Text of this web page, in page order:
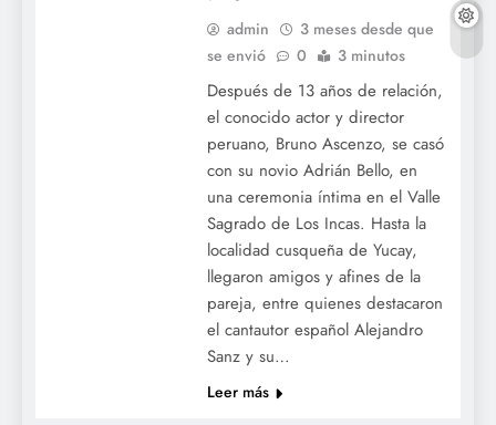
admin
3 meses desde que
se envió
0 3 minutos
Después de 13 años de relación,
el conocido actor y director
peruano, Bruno Ascenzo, se casó
con su novio Adrián Bello, en
una ceremonia íntima en el Valle
Sagrado de Los Incas. Hasta la
localidad cusqueña de Yucay,
llegaron amigos y afines de la
pareja, entre quienes destacaron
el cantautor español Alejandro
Sanz y su…
Leer más